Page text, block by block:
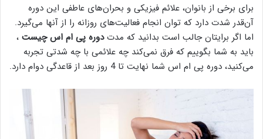
برای برخی از بانوان، علائم فیزیکی و بحران‌های عاطفی این دوره
آن‌قدر شدت دارد که توان انجام فعالیت‌های روزانه را از آنها می‌گیرد.
اما اگر برایتان جالب است بدانید که مدتدوره پی ام اس چیست ،
باید به شما بگوییم که فرق نمی‌کند چه علائمی با چه شدتی تجربه
می‌کنید، دوره پی ام اس شما نهایت تا 4 روز بعد از قاعدگی دوام دارد.